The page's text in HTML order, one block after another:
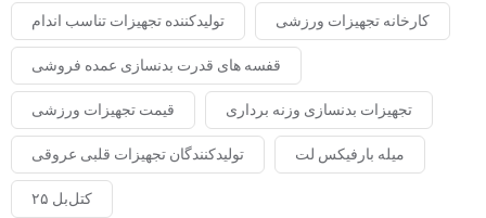
تولیدکننده تجهیزات تناسب اندام کارخانه تجهیزات ورزشی
قفسه های قدرت بدنسازی عمده فروشی
قیمت تجهیزات ورزشی تجهیزات بدنسازی وزنه برداری
تولیدکنندگان تجهیزات قلبی عروقی میله بارفیکس لت
۲۵ کتل‌بل